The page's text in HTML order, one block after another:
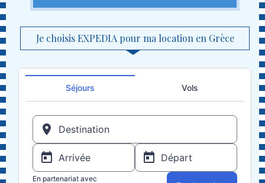
Je choisis EXPEDIA pour ma location en Grèce